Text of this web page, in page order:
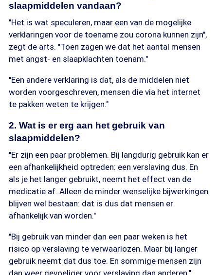
slaapmiddelen vandaan?
"Het is wat speculeren, maar een van de mogelijke
verklaringen voor de toename zou corona kunnen zijn",
zegt de arts. "Toen zagen we dat het aantal mensen
met angst- en slaapklachten toenam."
"Een andere verklaring is dat, als de middelen niet
worden voorgeschreven, mensen die via het internet
te pakken weten te krijgen."
2. Wat is er erg aan het gebruik van
slaapmiddelen?
"Er zijn een paar problemen. Bij langdurig gebruik kan er
een afhankelijkheid optreden: een verslaving dus. En
als je het langer gebruikt, neemt het effect van de
medicatie af. Alleen de minder wenselijke bijwerkingen
blijven wel bestaan: dat is dus dat mensen er
afhankelijk van worden."
"Bij gebruik van minder dan een paar weken is het
risico op verslaving te verwaarlozen. Maar bij langer
gebruik neemt dat dus toe. En sommige mensen zijn
dan weer gevoeliger voor verslaving dan anderen."